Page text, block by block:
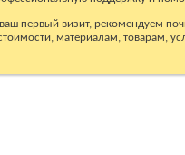
первый визит, рекомендуем
материалам, товарам,